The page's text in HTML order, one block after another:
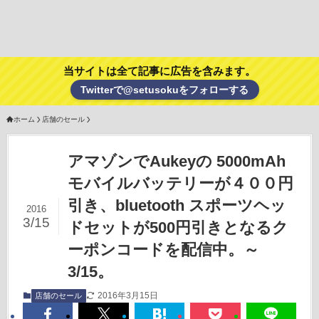
当サイトは全て記事に広告を含みます。
Twitterで@setusokuをフォローする
ホーム 店舗のセール
アマゾンでAukeyの 5000mAh
モバイルバッテリーが４００円
引き、bluetooth スポーツヘッ
ドセットが500円引きとなるク
ーポンコードを配信中。～
3/15。
2016
3/15
店舗のセール 2016年3月15日